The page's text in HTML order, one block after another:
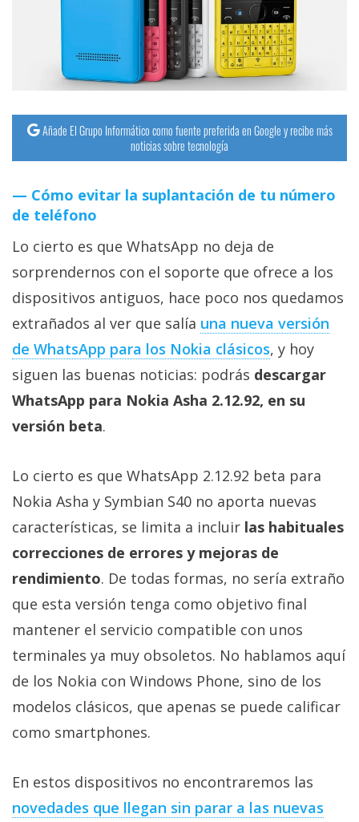
Operadores
Trucos
y
Tutoriales
Ciberseguridad
operativos
Profesional
+
Más
temas
Sorteos
Foros
Contacto
/
Sobre
nosotros
/
Publicidad
/
Cambiar
opciones
de
privacidad
Legal
Añade El Grupo Informático como fuente preferida en Google y recibe más
noticias sobre tecnología
Cómo evitar la suplantación de tu número
de teléfono
Lo cierto es que WhatsApp no deja de
sorprendernos con el soporte que ofrece a los
dispositivos antiguos, hace poco nos quedamos
extrañados al ver que salía una nueva versión
de WhatsApp para los Nokia clásicos, y hoy
siguen las buenas noticias: podrás descargar
WhatsApp para Nokia Asha 2.12.92, en su
versión beta.
Lo cierto es que WhatsApp 2.12.92 beta para
Nokia Asha y Symbian S40 no aporta nuevas
características, se limita a incluir las habituales
correcciones de errores y mejoras de
rendimiento. De todas formas, no sería extraño
que esta versión tenga como objetivo final
mantener el servicio compatible con unos
terminales ya muy obsoletos. No hablamos aquí
de los Nokia con Windows Phone, sino de los
modelos clásicos, que apenas se puede calificar
como smartphones.
En estos dispositivos no encontraremos las
novedades que llegan sin parar a las nuevas